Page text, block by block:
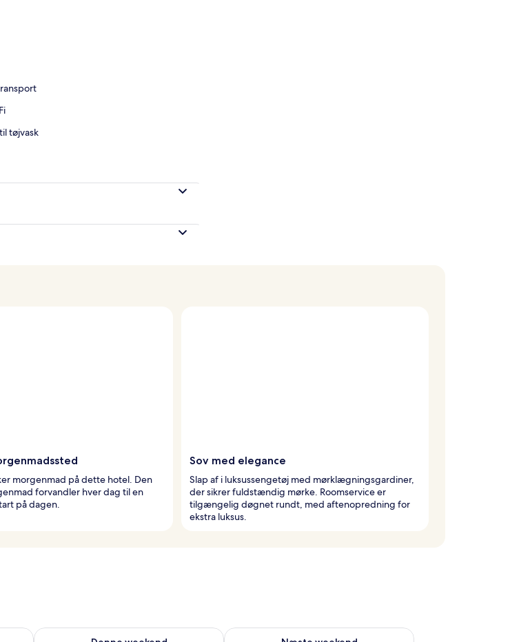
tøjvask
morgenmad på dette hotel. Den
forvandler hver dag til en
på dagen.
Sov med elegance
Slap af i luksussengetøj med mørklægningsgardiner,
der sikrer fuldstændig mørke. Roomservice er
tilgængelig døgnet rundt, med aftenopredning for
ekstra luksus.
9 - aug. 10
Tjek tilgængelighed for denne weekend aug. 14 - aug. 16Tjek tilgængelighed for næste weekend aug. 21 - aug. 23